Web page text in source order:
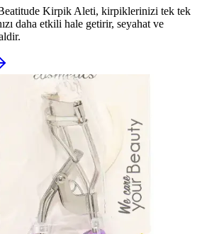
Beatitude Kirpik Aleti, kirpiklerinizi tek tek
daha etkili hale getirir, seyahat ve